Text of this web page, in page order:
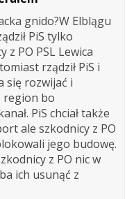
gnido?W Elblągu
PiS tylko
z PO PSL Lewica
rządził PiS i
się rozwijać i
region bo
PiS chciał także
ale szkodnicy z PO
jego budowę.
z PO nic w
ich usunąć z